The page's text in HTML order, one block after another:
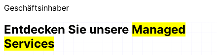
Geschäftsinhaber
Entdecken Sie unsere Managed
Services